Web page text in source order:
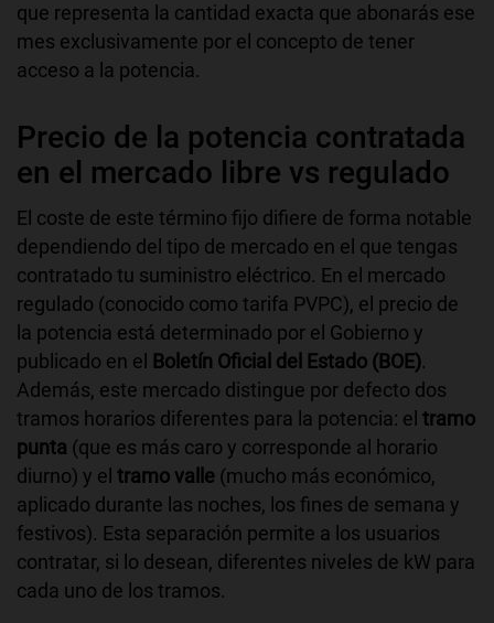
que representa la cantidad exacta que abonarás ese
mes exclusivamente por el concepto de tener
acceso a la potencia.
Precio de la potencia contratada
en el mercado libre vs regulado
El coste de este término fijo difiere de forma notable
dependiendo del tipo de mercado en el que tengas
contratado tu suministro eléctrico. En el mercado
regulado (conocido como tarifa PVPC), el precio de
la potencia está determinado por el Gobierno y
publicado en el
Boletín Oficial del Estado (BOE).
Además, este mercado distingue por defecto dos
tramos horarios diferentes para la potencia: el tramo
punta (que es más caro y corresponde al horario
diurno) y el tramo valle (mucho más económico,
aplicado durante las noches, los fines de semana y
festivos). Esta separación permite a los usuarios
contratar, si lo desean, diferentes niveles de kW para
cada uno de los tramos.